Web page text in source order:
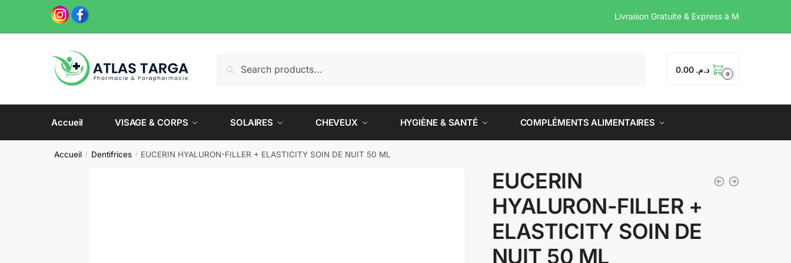
navigation
content
Livraison Gratuite &
pour :
د.م. 0.00 0
Accueil VISAGE & CORPS SOLAIRES CHEVEUX HYGIÈNE & SANTÉ COMPLÉMENTS ALIMENTAIRES
Accueil / Dentifrices / EUCERIN HYALURON-FILLER + ELASTICITY SOIN DE NUIT 50 ML
EUCERIN
HYALURON-FILLER +
ELASTICITY SOIN DE
NUIT 50 ML